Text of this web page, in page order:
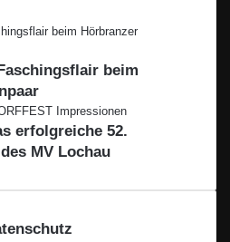
beim
erfolgreiche 52.
MV Lochau